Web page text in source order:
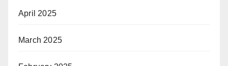
April 2025
March 2025